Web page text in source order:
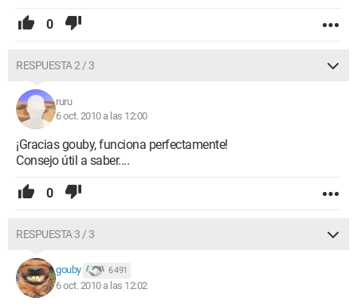
0
RESPUESTA 2 / 3
ruru
6 oct. 2010 a las 12:00
¡Gracias gouby, funciona perfectamente!
Consejo útil a saber....
0
RESPUESTA 3 / 3
gouby 6 491
6 oct. 2010 a las 12:02